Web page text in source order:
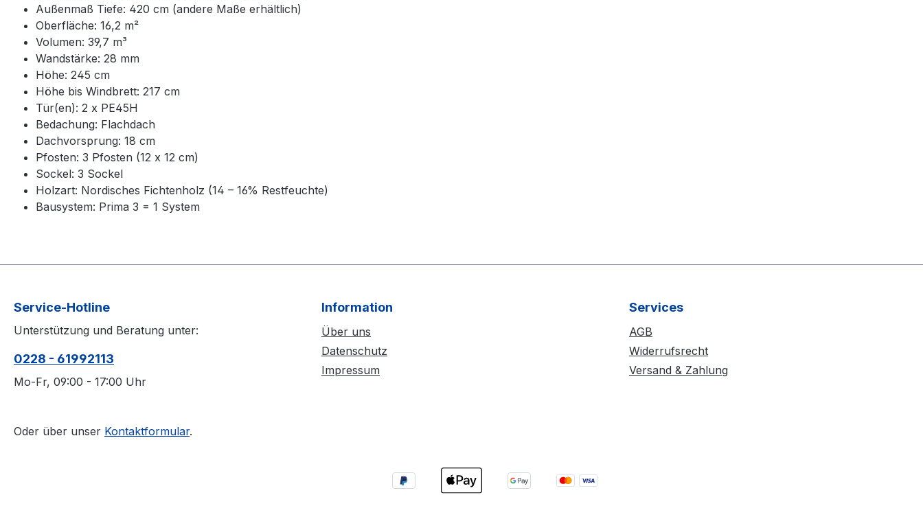
Außenmaß Tiefe: 420 cm (andere Maße erhältlich)
Oberfläche: 16,2 m²
Volumen: 39,7 m³
Wandstärke: 28 mm
Höhe: 245 cm
Höhe bis Windbrett: 217 cm
Tür(en): 2 x PE45H
Bedachung: Flachdach
Dachvorsprung: 18 cm
Pfosten: 3 Pfosten (12 x 12 cm)
Sockel: 3 Sockel
Holzart: Nordisches Fichtenholz (14 – 16% Restfeuchte)
Bausystem: Prima 3 = 1 System
Service-Hotline
Unterstützung und Beratung unter:
0228 - 61992113
Mo-Fr, 09:00 - 17:00 Uhr
Oder über unser Kontaktformular.
Information
Über uns
Datenschutz
Impressum
Services
AGB
Widerrufsrecht
Versand & Zahlung